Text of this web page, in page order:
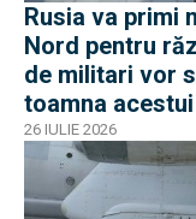
Rusia va primi
Nord pentru
de militari vor
toamna
26 IULIE 2026